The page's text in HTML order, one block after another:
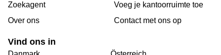
Zoekagent
Over ons
Voeg je kantoorruimte toe
Сontact met ons op
Vind ons in